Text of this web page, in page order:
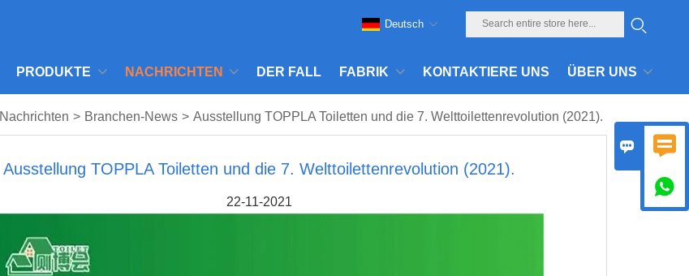
PRODUKTE NACHRICHTEN DER FALL FABRIK KONTAKTIERE UNS ÜBER UNS
Deutsch
Nachrichten > Branchen-News > Ausstellung TOPPLA Toiletten und die 7. Welttoilettenrevolution (2021).
Ausstellung TOPPLA Toiletten und die 7. Welttoilettenrevolution (2021).
22-11-2021
 
